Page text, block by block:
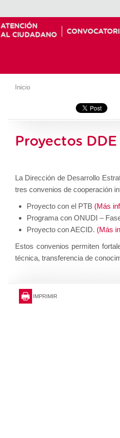
ATENCIÓN
AL CIUDADANO
Inicio
Proyectos DDE
La Dirección de Desarrollo
tres convenios de cooperación
Proyecto con el PTB (Más
Programa con ONUDI –
Proyecto con AECID. (Más
Estos convenios permiten
técnica, transferencia de
IMPRIMIR